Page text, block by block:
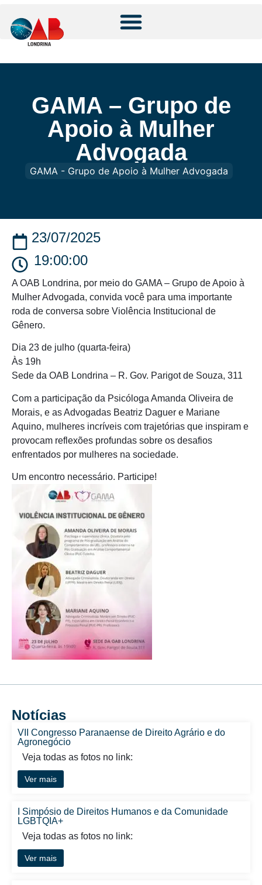
GAMA – Grupo de
Apoio à Mulher
Advogada
GAMA - Grupo de Apoio à Mulher Advogada
23/07/2025
19:00:00
A OAB Londrina, por meio do GAMA – Grupo de Apoio à
Mulher Advogada, convida você para uma importante
roda de conversa sobre Violência Institucional de
Gênero.
Dia 23 de julho (quarta-feira)
Às 19h
Sede da OAB Londrina – R. Gov. Parigot de Souza, 311
Com a participação da Psicóloga Amanda Oliveira de
Morais, e as Advogadas Beatriz Daguer e Mariane
Aquino, mulheres incríveis com trajetórias que inspiram e
provocam reflexões profundas sobre os desafios
enfrentados por mulheres na sociedade.
Um encontro necessário. Participe!
Notícias
VII Congresso Paranaense de Direito Agrário e do
Agronegócio
Veja todas as fotos no link:
Ver mais
I Simpósio de Direitos Humanos e da Comunidade
LGBTQIA+
Veja todas as fotos no link:
Ver mais